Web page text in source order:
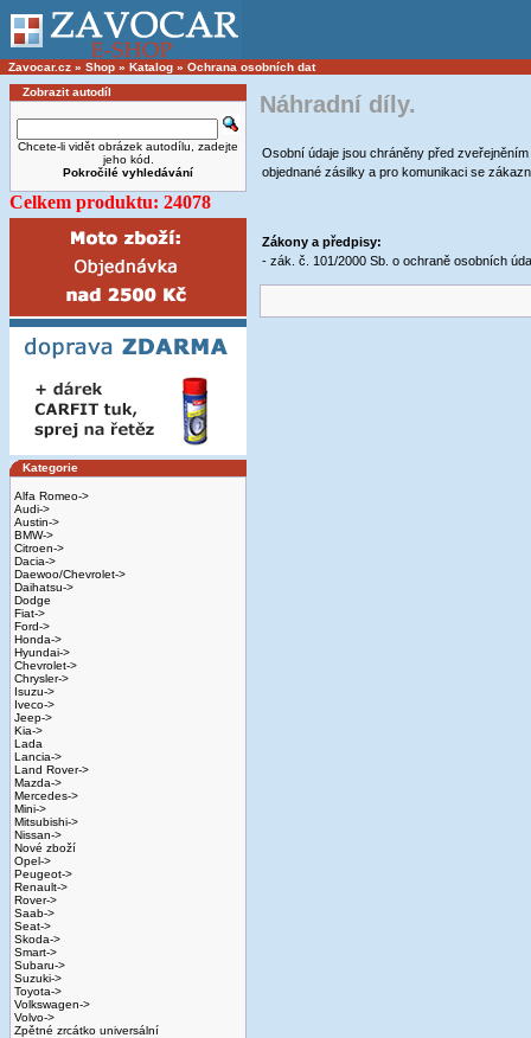
Zavocar.cz » Shop » Katalog » Ochrana osobních dat
Zobrazit autodíl
Chcete-li vidět obrázek autodílu, zadejte
jeho kód.
Pokročilé vyhledávání
Celkem produktu: 24078
Kategorie
Alfa Romeo->
Audi->
Austin->
BMW->
Citroen->
Dacia->
Daewoo/Chevrolet->
Daihatsu->
Dodge
Fiat->
Ford->
Honda->
Hyundai->
Chevrolet->
Chrysler->
Isuzu->
Iveco->
Jeep->
Kia->
Lada
Lancia->
Land Rover->
Mazda->
Mercedes->
Mini->
Mitsubishi->
Nissan->
Nové zboží
Opel->
Peugeot->
Renault->
Rover->
Saab->
Seat->
Skoda->
Smart->
Subaru->
Suzuki->
Toyota->
Volkswagen->
Volvo->
Zpětné zrcátko universální
Náhradní díly.
Osobní údaje jsou chráněny před
objednané zásilky a pro komunikaci se
Zákony a předpisy:
- zák. č. 101/2000 Sb. o ochraně osobních